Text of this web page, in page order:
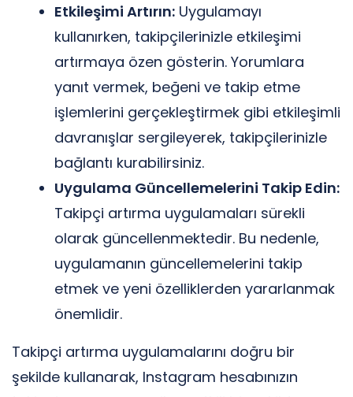
Etkileşimi Artırın: Uygulamayı
kullanırken, takipçilerinizle etkileşimi
artırmaya özen gösterin. Yorumlara
yanıt vermek, beğeni ve takip etme
işlemlerini gerçekleştirmek gibi etkileşimli
davranışlar sergileyerek, takipçilerinizle
bağlantı kurabilirsiniz.
Uygulama Güncellemelerini Takip Edin:
Takipçi artırma uygulamaları sürekli
olarak güncellenmektedir. Bu nedenle,
uygulamanın güncellemelerini takip
etmek ve yeni özelliklerden yararlanmak
önemlidir.
Takipçi artırma uygulamalarını doğru bir
şekilde kullanarak, Instagram hesabınızın